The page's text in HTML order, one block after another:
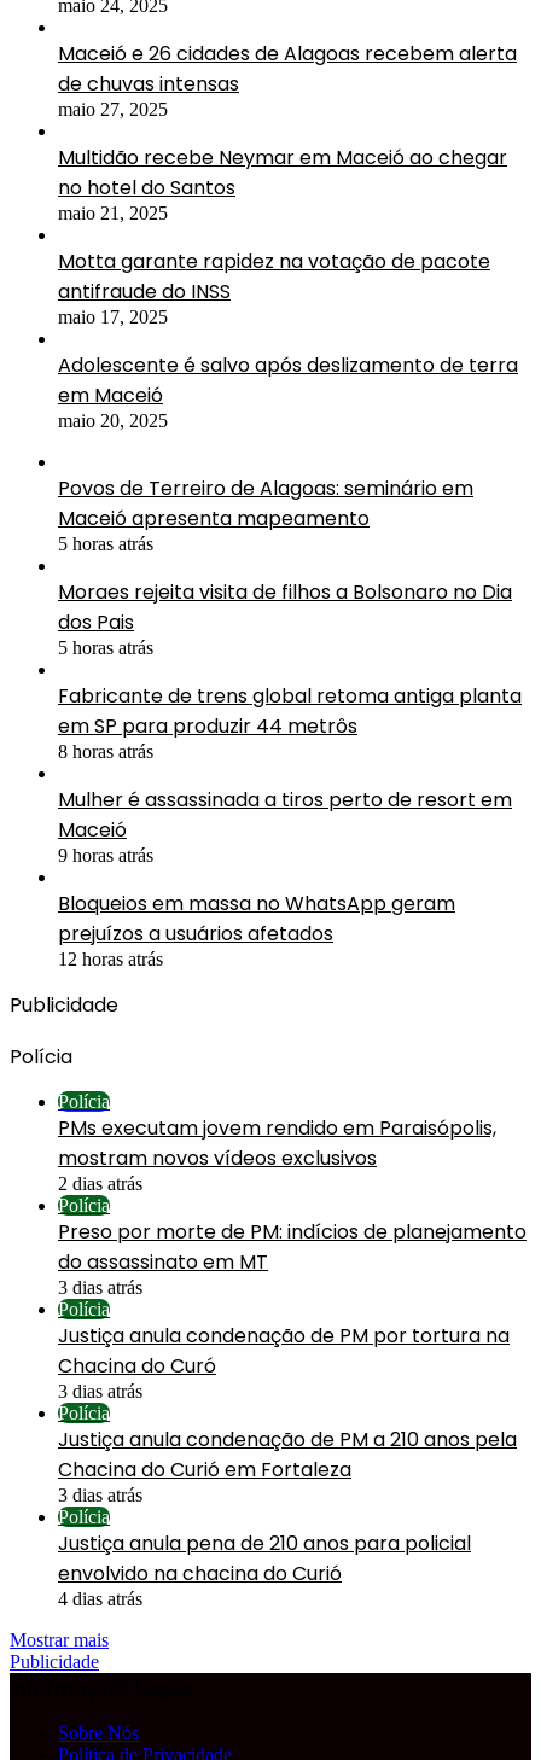
maio 24, 2025
Maceió e 26 cidades de Alagoas recebem alerta
de chuvas intensas
maio 27, 2025
Multidão recebe Neymar em Maceió ao chegar
no hotel do Santos
maio 21, 2025
Motta garante rapidez na votação de pacote
antifraude do INSS
maio 17, 2025
Adolescente é salvo após deslizamento de terra
em Maceió
maio 20, 2025
Povos de Terreiro de Alagoas: seminário em
Maceió apresenta mapeamento
5 horas atrás
Moraes rejeita visita de filhos a Bolsonaro no Dia
dos Pais
5 horas atrás
Fabricante de trens global retoma antiga planta
em SP para produzir 44 metrôs
8 horas atrás
Mulher é assassinada a tiros perto de resort em
Maceió
9 horas atrás
Bloqueios em massa no WhatsApp geram
prejuízos a usuários afetados
12 horas atrás
Publicidade
Polícia
Polícia
PMs executam jovem rendido em Paraisópolis,
mostram novos vídeos exclusivos
2 dias atrás
Polícia
Preso por morte de PM: indícios de planejamento
do assassinato em MT
3 dias atrás
Polícia
Justiça anula condenação de PM por tortura na
Chacina do Curó
3 dias atrás
Polícia
Justiça anula condenação de PM a 210 anos pela
Chacina do Curió em Fortaleza
3 dias atrás
Polícia
Justiça anula pena de 210 anos para policial
envolvido na chacina do Curió
4 dias atrás
Mostrar mais
Publicidade
Sobre Nós
Política de Privacidade